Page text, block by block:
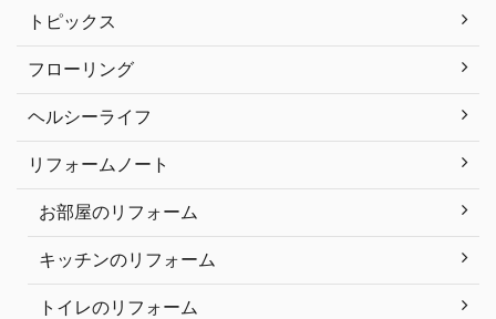
トピックス
フローリング
ヘルシーライフ
リフォームノート
お部屋のリフォーム
キッチンのリフォーム
トイレのリフォーム